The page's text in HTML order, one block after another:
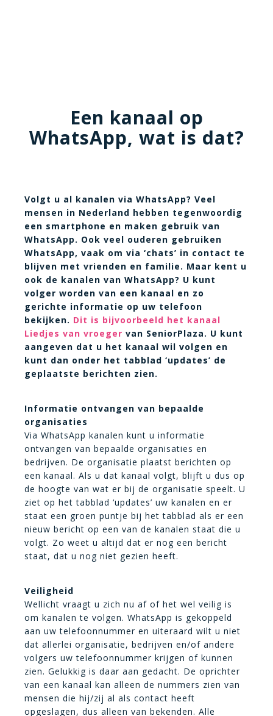
Een kanaal op
WhatsApp, wat is dat?
Volgt u al kanalen via WhatsApp? Veel
mensen in Nederland hebben tegenwoordig
een smartphone en maken gebruik van
WhatsApp. Ook veel ouderen gebruiken
WhatsApp, vaak om via ‘chats’ in contact te
blijven met vrienden en familie. Maar kent u
ook de kanalen van WhatsApp? U kunt
volger worden van een kanaal en zo
gerichte informatie op uw telefoon
bekijken. Dit is bijvoorbeeld het kanaal
Liedjes van vroeger van SeniorPlaza. U kunt
aangeven dat u het kanaal wil volgen en
kunt dan onder het tabblad ‘updates’ de
geplaatste berichten zien.
Informatie ontvangen van bepaalde
organisaties
Via WhatsApp kanalen kunt u informatie
ontvangen van bepaalde organisaties en
bedrijven. De organisatie plaatst berichten op
een kanaal. Als u dat kanaal volgt, blijft u dus op
de hoogte van wat er bij de organisatie speelt. U
ziet op het tabblad ‘updates’ uw kanalen en er
staat een groen puntje bij het tabblad als er een
nieuw bericht op een van de kanalen staat die u
volgt. Zo weet u altijd dat er nog een bericht
staat, dat u nog niet gezien heeft.
Veiligheid
Wellicht vraagt u zich nu af of het wel veilig is
om kanalen te volgen. WhatsApp is gekoppeld
aan uw telefoonnummer en uiteraard wilt u niet
dat allerlei organisatie, bedrijven en/of andere
volgers uw telefoonnummer krijgen of kunnen
zien. Gelukkig is daar aan gedacht. De oprichter
van een kanaal kan alleen de nummers zien van
mensen die hij/zij al als contact heeft
opgeslagen, dus alleen van bekenden. Alle